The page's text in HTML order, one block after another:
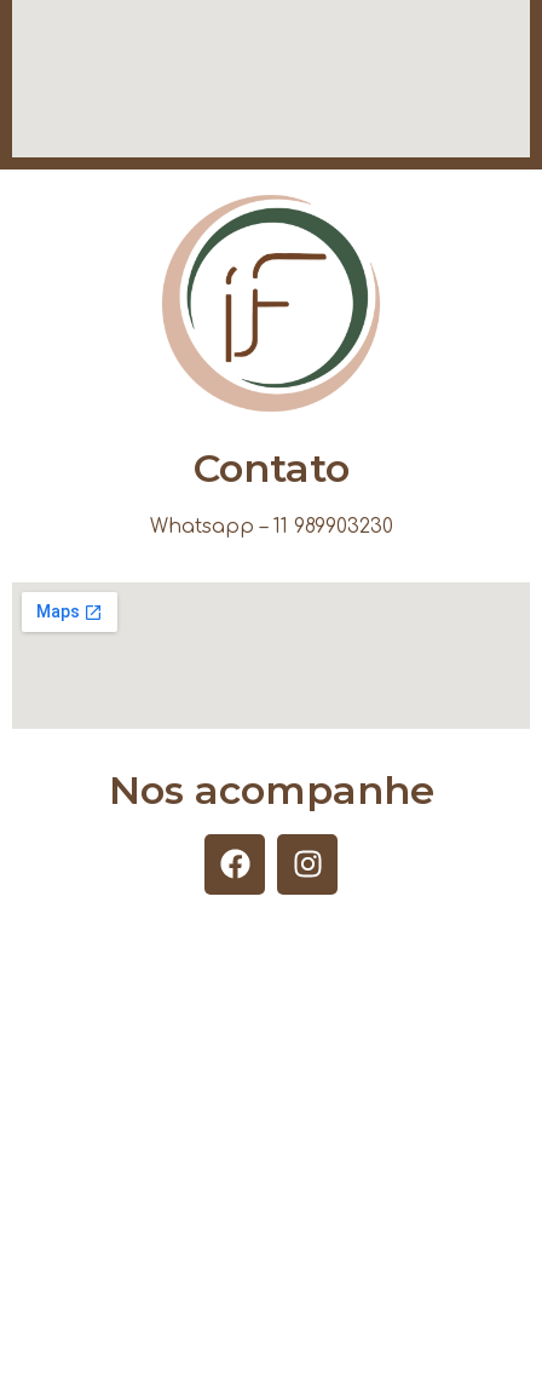
Contato
Whatsapp – 11 989903230
Nos acompanhe